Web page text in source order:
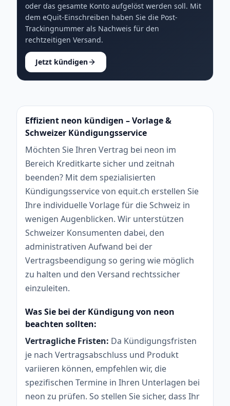
oder das gesamte Konto aufgelöst werden soll. Mit
dem eQuit-Einschreiben haben Sie die Post-
Trackingnummer als Nachweis für den
rechtzeitigen Versand.
Jetzt kündigen
Effizient neon kündigen – Vorlage &
Schweizer Kündigungsservice
Möchten Sie Ihren Vertrag bei neon im
Bereich Kreditkarte sicher und zeitnah
beenden? Mit dem spezialisierten
Kündigungsservice von equit.ch erstellen Sie
Ihre individuelle Vorlage für die Schweiz in
wenigen Augenblicken. Wir unterstützen
Schweizer Konsumenten dabei, den
administrativen Aufwand bei der
Vertragsbeendigung so gering wie möglich
zu halten und den Versand rechtssicher
einzuleiten.
Was Sie bei der Kündigung von neon
beachten sollten:
Vertragliche Fristen: Da Kündigungsfristen
je nach Vertragsabschluss und Produkt
variieren können, empfehlen wir, die
spezifischen Termine in Ihren Unterlagen bei
neon zu prüfen. So stellen Sie sicher, dass Ihr